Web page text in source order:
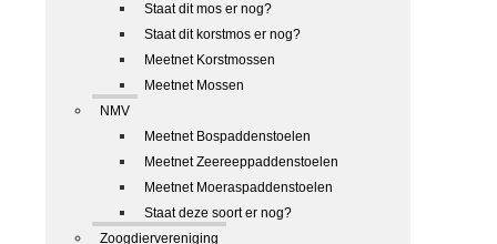
Staat dit mos er nog?
Staat dit korstmos er nog?
Meetnet Korstmossen
Meetnet Mossen
NMV
Meetnet Bospaddenstoelen
Meetnet Zeereeppaddenstoelen
Meetnet Moeraspaddenstoelen
Staat deze soort er nog?
Zoogdiervereniging